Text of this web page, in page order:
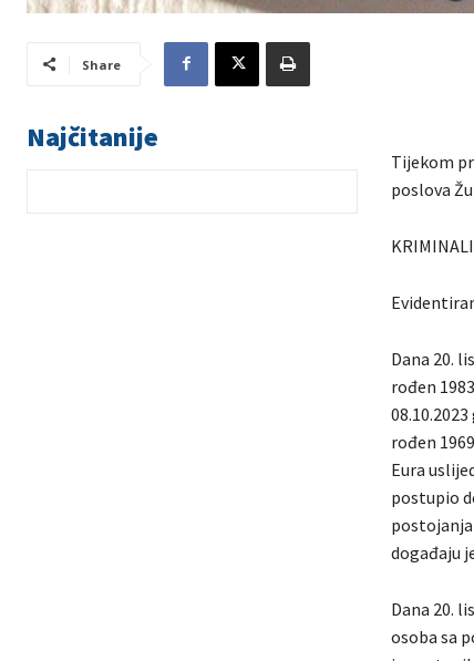
Share
Najčitanije
Tijekom
poslova
Dana 20.
rođen
rođen
Eura
postupio
postojanja
događaju
Dana 20.
osoba sa